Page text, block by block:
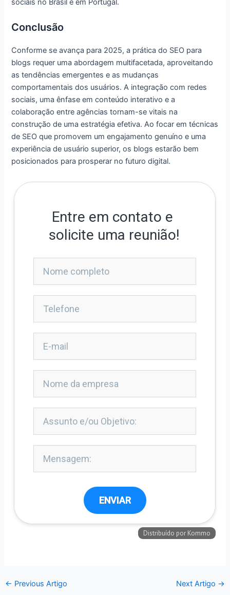
sociais no Brasil e em Portugal.
Conclusão
Conforme se avança para 2025, a prática do SEO para
blogs requer uma abordagem multifacetada, aproveitando
as tendências emergentes e as mudanças
comportamentais dos usuários. A integração com redes
sociais, uma ênfase em conteúdo interativo e a
colaboração entre agências tornam-se vitais na
construção de uma estratégia efetiva. Ao focar em técnicas
de SEO que promovem um engajamento genuíno e uma
experiência de usuário superior, os blogs estarão bem
posicionados para prosperar no futuro digital.
← Previous Artigo Next Artigo →